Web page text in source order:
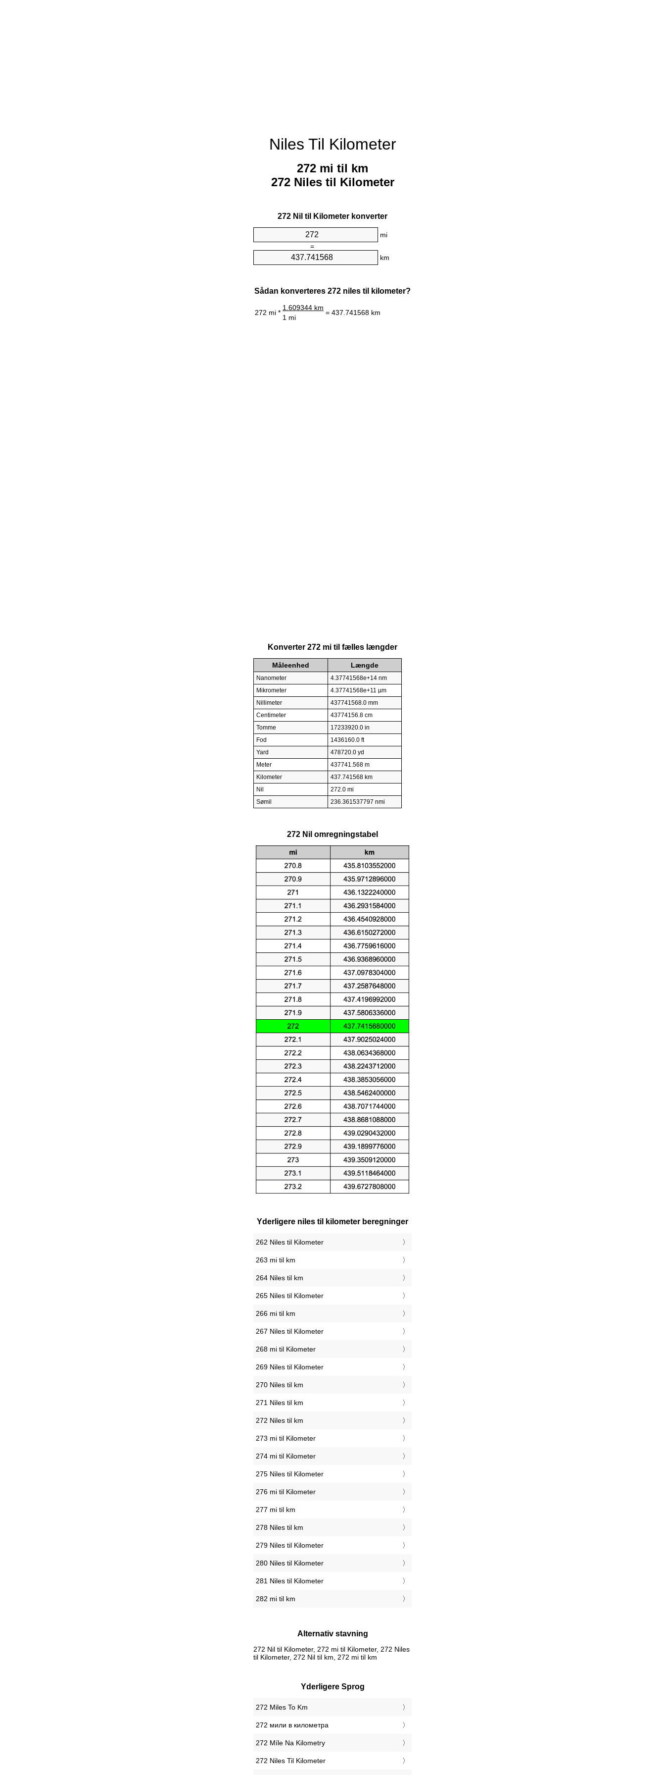
Niles Til Kilometer
272 mi til km
272 Niles til Kilometer
272 Nil til Kilometer konverter
mi
=
km
Sådan konverteres 272 niles til kilometer?
272 mi *
1.609344 km
= 437.741568 km
1 mi
Konverter 272 mi til fælles længder
Måleenhed Længde
Nanometer
4.37741568e+14 nm
Mikrometer
4.37741568e+11 µm
Nillimeter
437741568.0 mm
Centimeter
43774156.8 cm
Tomme
17233920.0 in
Fod
1436160.0 ft
Yard
478720.0 yd
Meter
437741.568 m
Kilometer
437.741568 km
Nil
272.0 mi
Sømil
236.361537797 nmi
272 Nil omregningstabel
Yderligere niles til kilometer beregninger
262 Niles til Kilometer
263 mi til km
264 Niles til km
265 Niles til Kilometer
266 mi til km
267 Niles til Kilometer
268 mi til Kilometer
269 Niles til Kilometer
270 Niles til km
271 Niles til km
272 Niles til km
273 mi til Kilometer
274 mi til Kilometer
275 Niles til Kilometer
276 mi til Kilometer
277 mi til km
278 Niles til km
279 Niles til Kilometer
280 Niles til Kilometer
281 Niles til Kilometer
282 mi til km
Alternativ stavning
272 Nil til Kilometer, 272 mi til Kilometer, 272 Niles
til Kilometer, 272 Nil til km, 272 mi til km
Yderligere Sprog
‎272 Miles To Km
‎272 мили в километра
‎272 Míle Na Kilometry
‎272 Niles Til Kilometer